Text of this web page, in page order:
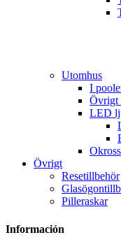
Utomhus
I
Övrigt
LED
Övrigt
Resetillbehör
Pilleraskar
Información